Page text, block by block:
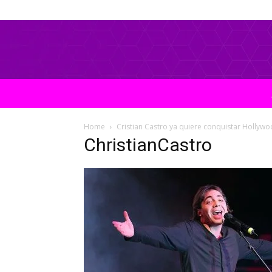
Home Cristian Castro ya quiere conquistar
ChristianCastro